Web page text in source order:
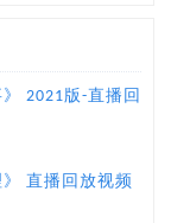
2021版-直播回
直播回放视频